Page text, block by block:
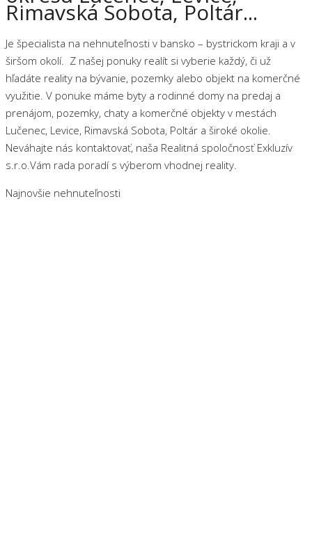
Rimavská Sobota, Poltár...
Je špecialista na nehnuteľnosti v bansko – bystrickom kraji a v
širšom okolí. Z našej ponuky realít si vyberie každý, či už
hľadáte reality na bývanie, pozemky alebo objekt na komerčné
využitie. V ponuke máme byty a rodinné domy na predaj a
prenájom, pozemky, chaty a komerčné objekty v mestách
Lučenec, Levice, Rimavská Sobota, Poltár a široké okolie.
Neváhajte nás kontaktovať, naša Realitná spoločnosť Exkluzív
s.r.o.Vám rada poradí s výberom vhodnej reality.
Najnovšie nehnuteľnosti